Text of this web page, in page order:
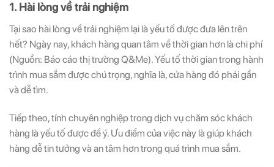
1. Hài lòng về trải nghiệm
Tại sao hài lòng về trải nghiệm lại là yếu tố được đưa lên trên
hết? Ngày nay, khách hàng quan tâm về thời gian hơn là chi phí
(Nguồn: Báo cáo thị trường Q&Me). Yếu tố thời gian trong hành
trình mua sắm được chú trọng, nghĩa là, cửa hàng đó phải gần
và dễ tìm.
Tiếp theo, tính chuyên nghiệp trong dịch vụ chăm sóc khách
hàng là yếu tố được để ý. Ưu điểm của việc này là giúp khách
hàng dễ tin tưởng và an tâm hơn trong quá trình mua sắm.